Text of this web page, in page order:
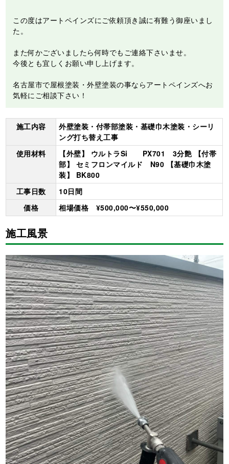
この度はアートペインズにご依頼頂き誠に有難う御座いまし
た。
また何かございましたら何時でもご連絡下さいませ。
今後とも宜しくお願い申し上げます。
名古屋市で屋根塗装・外壁塗装の事ならアートペインズへお
気軽にご相談下さい！
施工内容
外壁塗装・付帯部塗装・基礎巾木塗装・シーリ
ング打ち替え工事
使用材料
【外壁】 ウルトラSi PX701 3分艶 【付帯
部】 セミフロンマイルド N90 【基礎巾木塗
装】 BK800
工事日数
10日間
価格
相場価格 ¥500,000〜¥550,000
施工風景